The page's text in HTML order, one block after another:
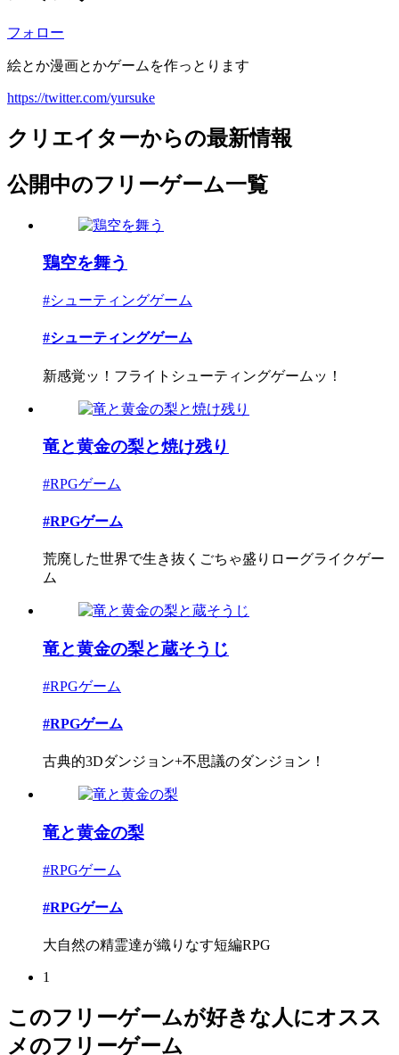
フォロー
絵とか漫画とかゲームを作っとります
https://twitter.com/yursuke
クリエイターからの最新情報
公開中のフリーゲーム一覧
鶏空を舞う
#シューティングゲーム
#シューティングゲーム
新感覚ッ！フライトシューティングゲームッ！
竜と黄金の梨と焼け残り
#RPGゲーム
#RPGゲーム
荒廃した世界で生き抜くごちゃ盛りローグライクゲー
ム
竜と黄金の梨と蔵そうじ
#RPGゲーム
#RPGゲーム
古典的3Dダンジョン+不思議のダンジョン！
竜と黄金の梨
#RPGゲーム
#RPGゲーム
大自然の精霊達が織りなす短編RPG
1
このフリーゲームが好きな人にオスス
メのフリーゲーム